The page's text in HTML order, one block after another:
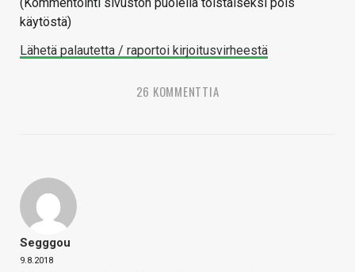
käytöstä)
Lähetä palautetta / raportoi kirjoitusvirheestä
26 KOMMENTTIA
Segggou
9.8.2018